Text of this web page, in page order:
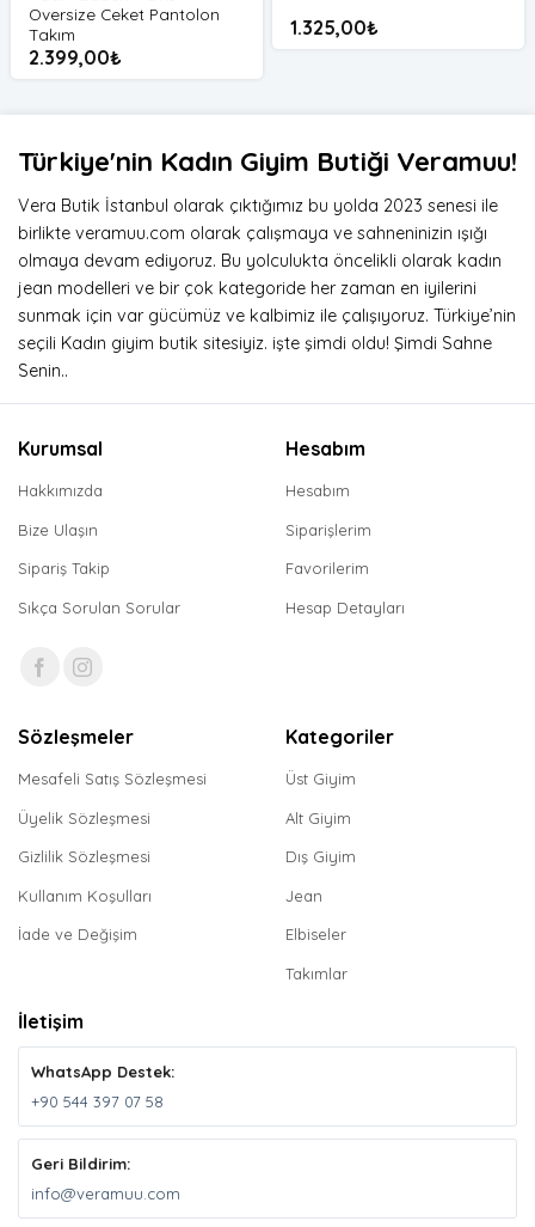
Oversize Ceket Pantolon
Takım
2.399,00₺
1.325,00₺
Türkiye'nin Kadın Giyim Butiği Veramuu!
Vera Butik İstanbul olarak çıktığımız bu yolda 2023 senesi ile
birlikte veramuu.com olarak çalışmaya ve sahneninizin ışığı
olmaya devam ediyoruz. Bu yolculukta öncelikli olarak kadın
jean modelleri ve bir çok kategoride her zaman en iyilerini
sunmak için var gücümüz ve kalbimiz ile çalışıyoruz. Türkiye’nin
seçili Kadın giyim butik sitesiyiz. işte şimdi oldu! Şimdi Sahne
Senin..
Kurumsal
Hakkımızda
Bize Ulaşın
Sipariş Takip
Sıkça Sorulan Sorular
Hesabım
Hesabım
Siparişlerim
Favorilerim
Hesap Detayları
Sözleşmeler
Mesafeli Satış Sözleşmesi
Üyelik Sözleşmesi
Gizlilik Sözleşmesi
Kullanım Koşulları
İade ve Değişim
Kategoriler
Üst Giyim
Alt Giyim
Dış Giyim
Jean
Elbiseler
Takımlar
İletişim
WhatsApp Destek:
+90 544 397 07 58
Geri Bildirim:
info@veramuu.com